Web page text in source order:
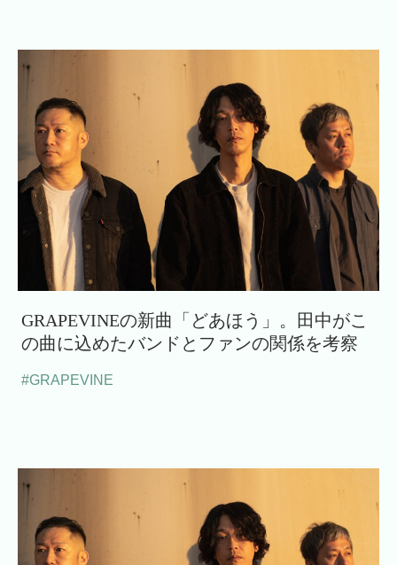
GRAPEVINEの新曲「どあほう」。田中がこ
の曲に込めたバンドとファンの関係を考察
#GRAPEVINE